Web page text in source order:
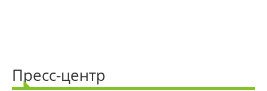
Абитуриенту
Пресс-центр